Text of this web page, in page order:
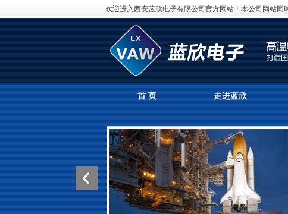
欢迎进入西安蓝欣电子有限公司官方网站！本公司网站同
首 页 走进蓝欣